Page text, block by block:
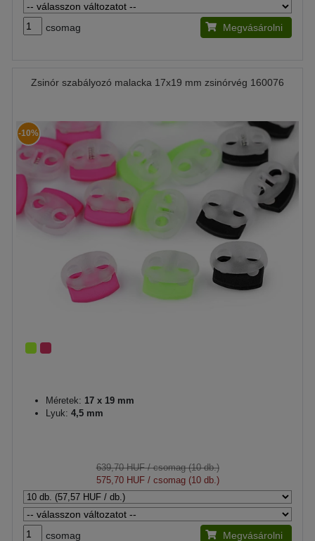
csomag Megvásárolni
Zsinór szabályozó malacka 17x19 mm zsinórvég 160076
-10%
Méretek: 17 x 19 mm
Lyuk: 4,5 mm
639,70 HUF/ csomag (10 db.)
575,70 HUF/ csomag (10 db.)
csomag Megvásárolni